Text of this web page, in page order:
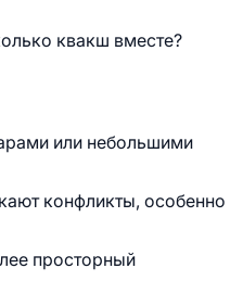
квакш вместе?
или небольшими
конфликты, особенно
просторный